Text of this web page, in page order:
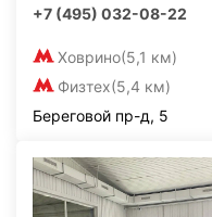
+7 (495) 032-08-22
Ховрино(5,1 км)
Физтех(5,4 км)
Береговой пр-д, 5